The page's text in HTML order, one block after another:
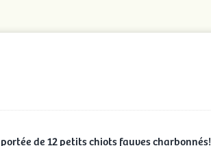
de 12 petits chiots fauves charbonnés!